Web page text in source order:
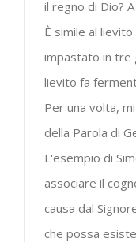
il regno di Dio?
È simile al
impastato in tre
lievito fa
Per una volta,
della Parola di
L'esempio di
associare il
causa dal
che possa